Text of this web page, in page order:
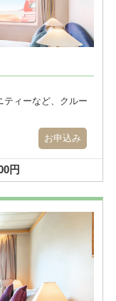
ティーなど、クルー
お申込み
円